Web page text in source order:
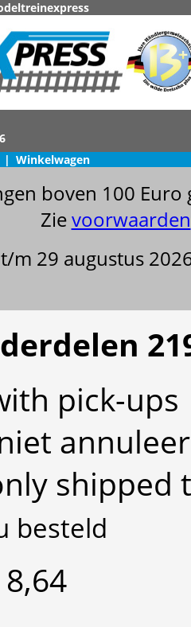
| Winkelwagen
boven 100
Zievoorwaarden
m 29 augustus
pick-ups
shipped
besteld